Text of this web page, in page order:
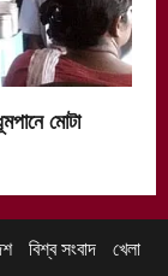
মোটা
বিশ্ব সংবাদ খেলা